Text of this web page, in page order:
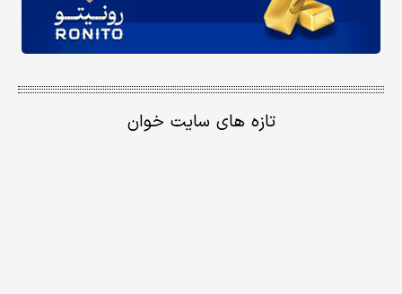
تازه های سایت خوان